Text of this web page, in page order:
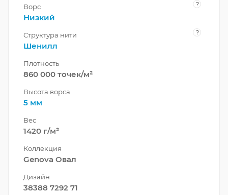
Ворс ?
Низкий
Структура нити ?
Шенилл
Плотность
860 000 точек/м²
Высота ворса
5 мм
Вес
1420 г/м²
Коллекция
Genova Овал
Дизайн
38388 7292 71